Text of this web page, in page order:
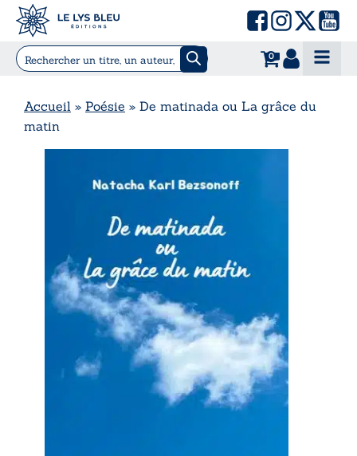
0
Accueil » Poésie » De matinada ou La grâce du
matin